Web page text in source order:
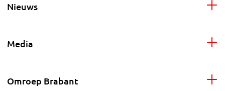
Nieuws
Media
Omroep Brabant